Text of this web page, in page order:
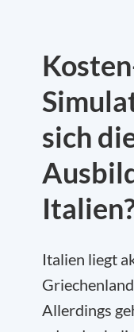
sich
Italien liegt
Allerdings